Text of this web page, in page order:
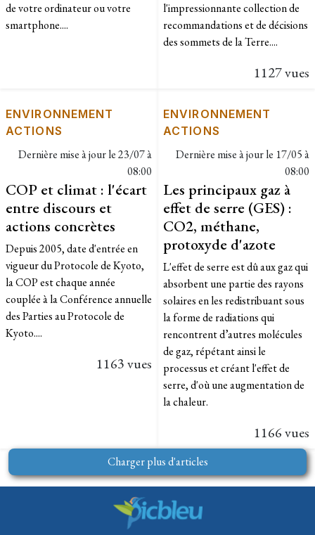
de votre ordinateur ou votre
smartphone....
l'impressionnante collection de
recommandations et de décisions
des sommets de la Terre....
1127 vues
ENVIRONNEMENT
ACTIONS
Dernière mise à jour le23/07 à
08:00
COP et climat : l'écart
entre discours et
actions concrètes
Depuis 2005, date d'entrée en
vigueur du Protocole de Kyoto,
la COP est chaque année
couplée à la Conférence annuelle
des Parties au Protocole de
Kyoto....
1163 vues
ENVIRONNEMENT
ACTIONS
Dernière mise à jour le 17/05 à
08:00
Les principaux gaz à
effet de serre (GES) :
CO2, méthane,
protoxyde d'azote
L'effet de serre est dû aux gaz qui
absorbent une partie des rayons
solaires en les redistribuant sous
la forme de radiations qui
rencontrent d’autres molécules
de gaz, répétant ainsi le
processus et créant l'effet de
serre, d'où une augmentation de
la chaleur.
1166 vues
Charger plus d'articles